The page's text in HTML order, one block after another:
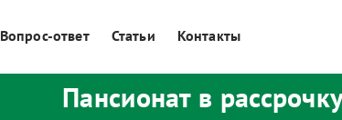
Вопрос-ответ Статьи Контакты
Пансионат в